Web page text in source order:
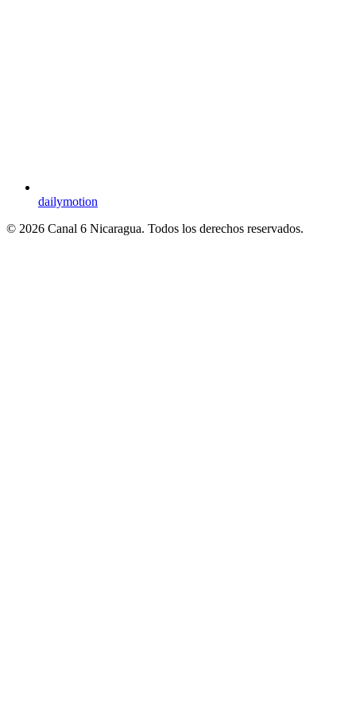
dailymotion
© 2026 Canal 6 Nicaragua. Todos los derechos reservados.